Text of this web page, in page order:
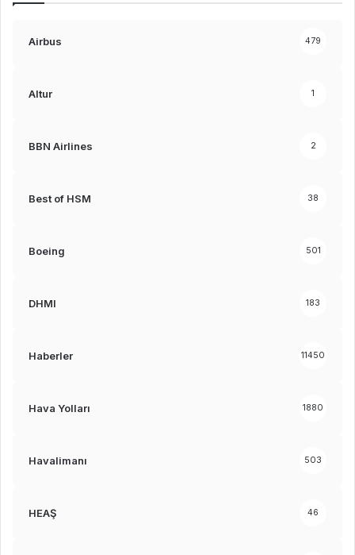
Airbus 479
Altur 1
BBN Airlines 2
Best of HSM 38
Boeing 501
DHMI 183
Haberler 11450
Hava Yolları 1880
Havalimanı 503
HEAŞ 46